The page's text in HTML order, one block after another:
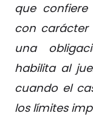
que
con carácter
una
habilita al
cuando el
los límites